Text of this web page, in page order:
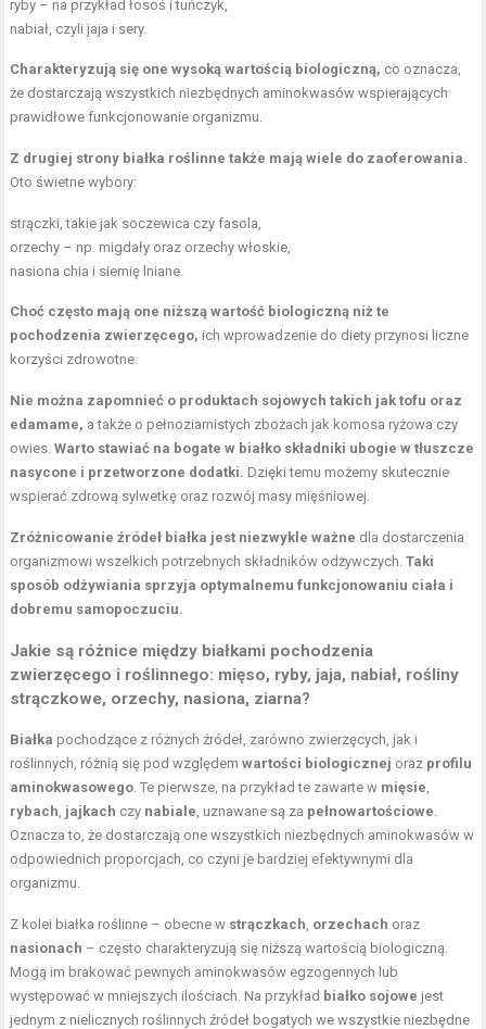
ryby – na przykład łosoś i tuńczyk,
nabiał, czyli jaja i sery.
Charakteryzują się one wysoką wartością biologiczną, co oznacza,
że dostarczają wszystkich niezbędnych aminokwasów wspierających
prawidłowe funkcjonowanie organizmu.
Z drugiej strony białka roślinne także mają wiele do zaoferowania.
Oto świetne wybory:
strączki, takie jak soczewica czy fasola,
orzechy – np. migdały oraz orzechy włoskie
nasiona chia i siemię lniane
Choć często mają one niższą wartość biologiczną niż te
pochodzenia zwierzęcego, ich wprowadzenie do diety przynosi liczne
korzyści zdrowotne.
Nie można zapomnieć o produktach sojowych takich jak tofu oraz
edamame, a także o pełnoziarnistych zbożach jak komosa ryżowa czy
owies.Warto stawiać na bogate w białko składniki ubogie w tłuszcze
nasycone i przetworzone dodatki. Dzięki temu możemy skutecznie
wspierać zdrową sylwetkę oraz rozwój masy mięśniowej.
Zróżnicowanie źródeł białka jest niezwykle ważne dla dostarczenia
organizmowi wszelkich potrzebnych składników odżywczych.Taki
sposób odżywiania sprzyja optymalnemu funkcjonowaniu ciała i
dobremu samopoczuciu.
Jakie są różnice między białkami pochodzenia
zwierzęcego i roślinnego: mięso, ryby, jaja, nabiał, rośliny
strączkowe, orzechy, nasiona, ziarna?
Białka pochodzące z różnych źródeł, zarówno zwierzęcych, jak i
roślinnych, różnią się pod względemwartości biologicznej oraz profilu
aminokwasowego . Te pierwsze, na przykład te zawarte w mięsie
rybach jajkach czy nabiale , uznawane są za pełnowartościowe
Oznacza to, że dostarczają one wszystkich niezbędnych aminokwasów w
odpowiednich proporcjach, co czyni je bardziej efektywnymi dla
organizmu.
Z kolei białka roślinne – obecne w strączkach orzechach oraz
nasionach – często charakteryzują się niższą wartością biologiczną.
Mogą im brakować pewnych aminokwasów egzogennych lub
występować w mniejszych ilościach. Na przykład białko sojowe jest
jednym z nielicznych roślinnych źródeł bogatych we wszystkie niezbędne